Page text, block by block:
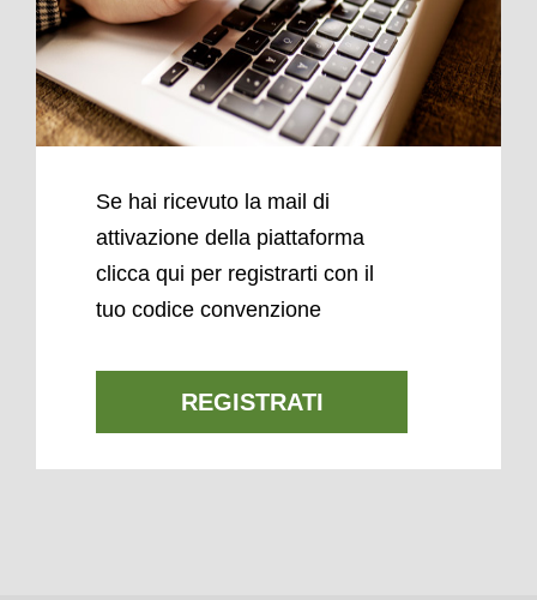
Se hai ricevuto la mail di
attivazione della piattaforma
clicca qui per registrarti con il
tuo codice convenzione
REGISTRATI